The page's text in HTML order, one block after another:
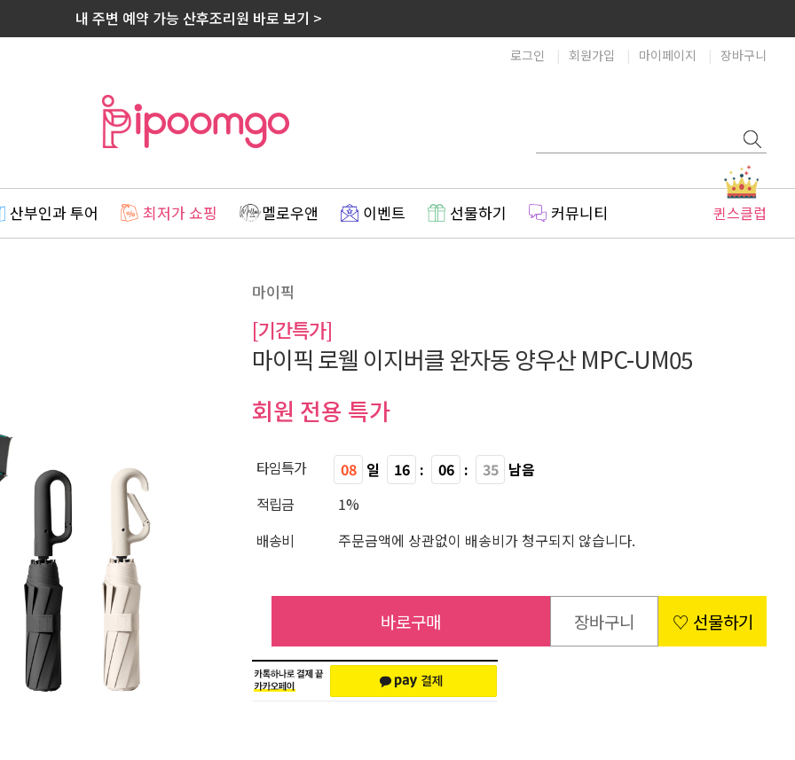
내 주변 예약 가능 산후조리원 바로 보기 >
로그인 회원가입 마이페이지 장바구니
산부인과 투어 최저가 쇼핑 멜로우앤 이벤트 선물하기 커뮤니티 퀸스클럽
마이픽
[기간특가]
마이픽 로웰 이지버클 완자동 양우산 MPC-UM05
회원 전용 특가
타임특가 08 일 16 : 06 : 33 남음
적립금
1%
배송비
주문금액에 상관없이 배송비가 청구되지 않습니다.
바로구매 장바구니 ♡ 선물하기